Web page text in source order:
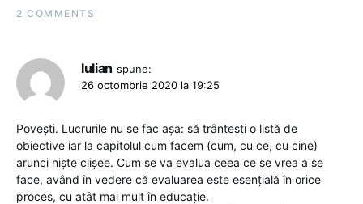
2 COMMENTS
Iulian spune:
26 octombrie 2020 la 19:25
Povești. Lucrurile nu se fac așa: să trântești o listă de
obiective iar la capitolul cum facem (cum, cu ce, cu cine)
arunci niște clișee. Cum se va evalua ceea ce se vrea a se
face, având în vedere că evaluarea este esențială în orice
proces, cu atât mai mult în educație.